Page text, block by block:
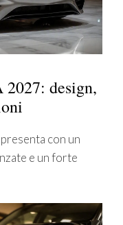
2027: design,
con un
e un forte